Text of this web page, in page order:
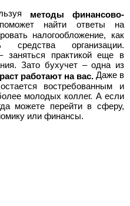
методы финансово-
найти ответы на
налогообложение, как
средства организации.
заняться практикой еще в
Зато бухучет – одна из
работают на вас. Даже в
востребованным и
молодых коллег. А если
можете перейти в сферу,
или финансы.